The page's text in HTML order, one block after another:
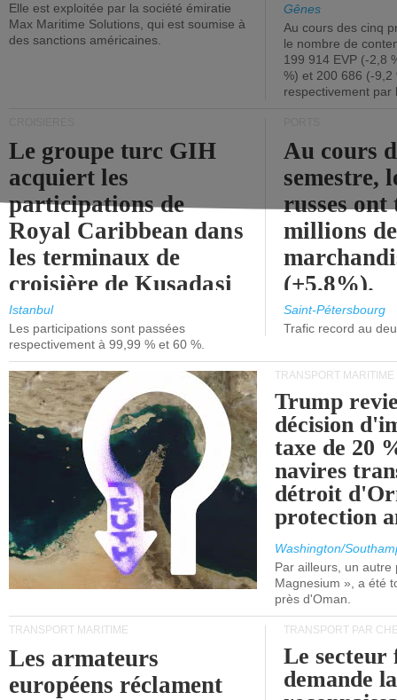
Elle est exploitée par la société émiratie
Max Maritime Solutions, qui est soumise à
des sanctions américaines.
Gênes
Au cours des cinq
le nombre de
199 914 EVP (-2,8
%) et 200 686 (-9,2
respectivement par
Le groupe turc GIH
acquiert les
participations de
Royal Caribbean dans
les terminaux de
croisière de Kusadasi
et de Lisbonne.
Istanbul
Les participations sont passées
respectivement à 99,99 % et 60 %.
Au cours
semestre,
russes
millions
(+5,8%).
Saint-Pétersbourg
Trafic record au
TRANSPORT MARITIME
Trump
décision
taxe de 20
navires
détroit
protection
Washington/
Par ailleurs, un autre
Magnesium », a été
près d'Oman.
TRANSPORT MARITIME
Les armateurs
européens réclament
TRANSPORT PAR
Le
demande la